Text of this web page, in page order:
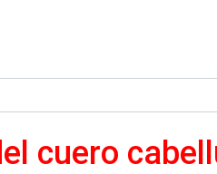
cuero